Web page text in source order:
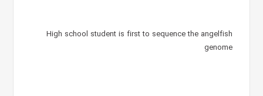
High school student is first to sequence the angelfish
genome